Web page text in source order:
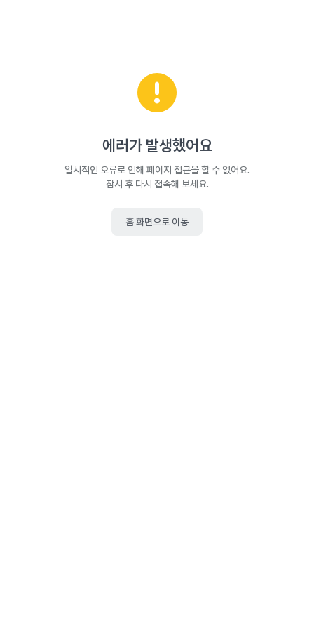
에러가 발생했어요
일시적인 오류로 인해 페이지 접근을 할 수 없어요.
잠시 후 다시 접속해 보세요.
홈 화면으로 이동